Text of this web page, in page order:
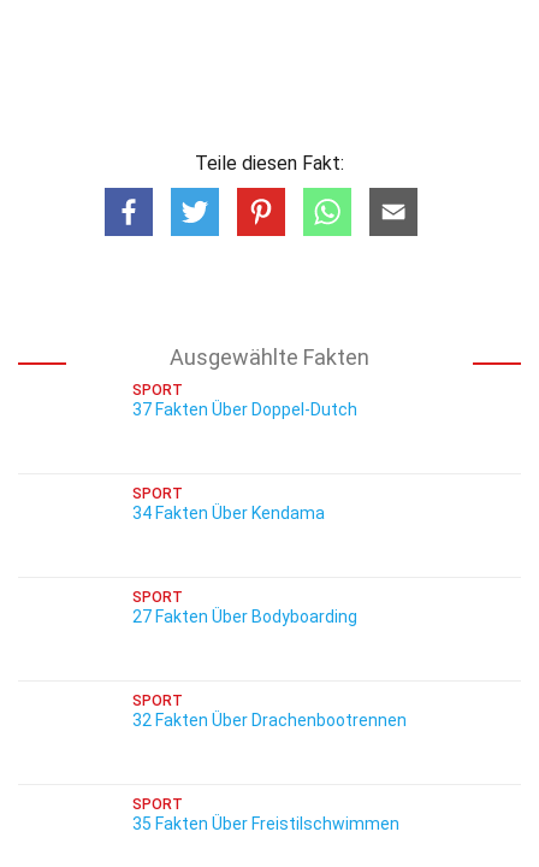
Teile diesen Fakt:
Ausgewählte Fakten
SPORT
37 Fakten Über Doppel-Dutch
SPORT
34 Fakten Über Kendama
SPORT
27 Fakten Über Bodyboarding
SPORT
32 Fakten Über Drachenbootrennen
SPORT
35 Fakten Über Freistilschwimmen